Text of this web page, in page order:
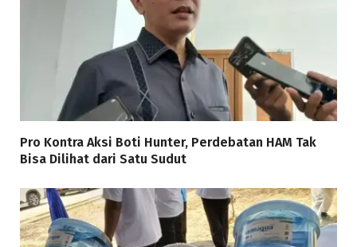
Pro Kontra Aksi Boti Hunter, Perdebatan HAM Tak
Bisa Dilihat dari Satu Sudut